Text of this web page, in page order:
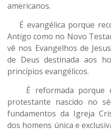
americanos.
É evangélica porque
Antigo como no Novo
vê nos Evangelhos de
de Deus destinada aos
princípios evangélicos.
É reformada porque é
protestante nascido no
fundamentos da Igreja
dos homens única e